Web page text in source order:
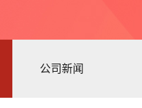
公司新闻